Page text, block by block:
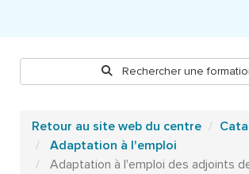
Rechercher une
Retour au site web du centre
Adaptation à l'emploi
Adaptation à l'emploi des adjoints